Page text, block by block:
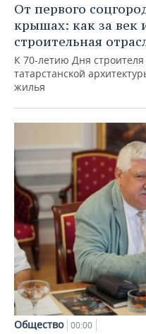
От первого
крышах: как за век
строительная
К 70-летию Дня
татарстанской
жилья
Общество 00:00